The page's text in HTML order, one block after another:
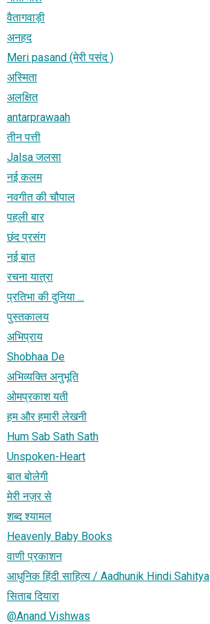
वैतागवाड़ी
अनहद
Meri pasand (मेरी पसंद )
अस्मिता
अलक्षित
antarprawaah
तीन पत्ती
Jalsa जलसा
नई कलम
नवगीत की चौपाल
पहली बार
छंद प्रसंग
नई बात
रचना यात्रा
प्रतिभा की दुनिया ...
पुस्तकालय
अभिप्राय
Shobhaa De
अभिव्यक्ति अनुभूति
ओमप्रकाश यती
हम और हमारी लेखनी
Hum Sab Sath Sath
Unspoken-Heart
बात बोलेगी
मेरी नज़र से
शब्‍द श्‍यामल
Heavenly Baby Books
वाणी प्रकाशन
आधुनिक हिंदी साहित्य / Aadhunik Hindi Sahitya
सिताब दियारा
@Anand Vishwas